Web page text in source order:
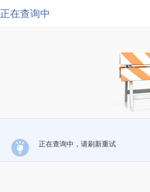
正在查询中
正在查询中，请刷新重试